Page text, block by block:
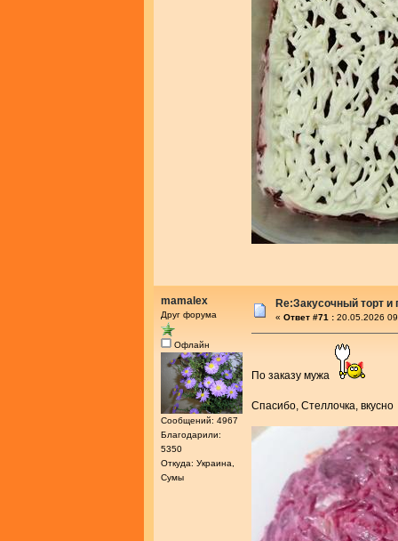
mamalex
Друг форума
Офлайн
Сообщений: 4967
Благодарили:
5350
Откуда: Украина,
Сумы
Re:Закусочный торт
« Ответ #71 : 20.05.2026
По заказу мужа
Спасибо, Стеллочка, вкусно